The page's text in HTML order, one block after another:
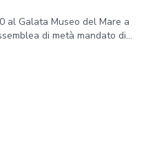
al Galata Museo del Mare a
di metà mandato di...